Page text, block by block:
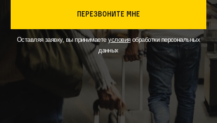
перезвоните мне
Оставляя заявку, вы принимаетеусловияобработки персональных
данных